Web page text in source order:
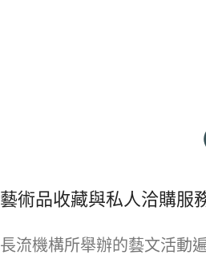
藝術品收藏與私人洽購服
長流機構所舉辦的藝文活動